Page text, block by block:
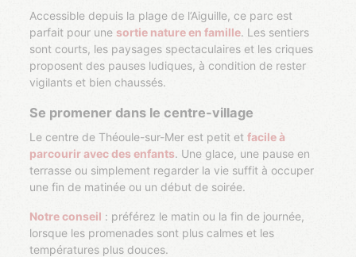
Accessible depuis la plage de l’Aiguille, ce parc est
parfait pour une sortie nature en famille. Les sentiers
sont courts, les paysages spectaculaires et les criques
proposent des pauses ludiques, à condition de rester
vigilants et bien chaussés.
Se promener dans le centre-village
Le centre de Théoule-sur-Mer est petit etfacile à
parcourir avec des enfants. Une glace, une pause en
terrasse ou simplement regarder la vie suffit à occuper
une fin de matinée ou un début de soirée.
Notre conseil : préférez le matin ou la fin de journée,
lorsque les promenades sont plus calmes et les
températures plus douces.